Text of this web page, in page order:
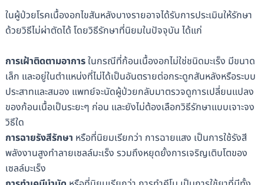
ในผู้ป่วยโรคเนื้องอกไขสันหลังบางรายอาจได้รับการประเมินให้รักษา
ด้วยวิธีไม่ผ่าตัดได้ โดยวิธีรักษาที่นิยมในปัจจุบัน ได้แก่
การเฝ้าติดตามอาการในกรณีที่ก้อนเนื้องอกไม่ใช่ชนิดมะเร็ง มีขนาด
เล็ก และอยู่ในตำแหน่งที่ไม่ได้เป็นอันตรายต่อกระดูกสันหลังหรือระบบ
ประสาทและสมอง แพทย์จะนัดผู้ป่วยกลับมาตรวจดูการเปลี่ยนแปลง
ของก้อนเนื้อเป็นระยะๆ ก่อน และยังไม่ต้องเลือกวิธีรักษาแบบเจาะจง
วิธีใด
การฉายรังสีรักษา หรือที่นิยมเรียกว่า การฉายแสง เป็นการใช้รังสี
พลังงานสูงทำลายเซลล์มะเร็ง รวมถึงหยุดยั้งการเจริญเติบโตของ
เซลล์มะเร็ง